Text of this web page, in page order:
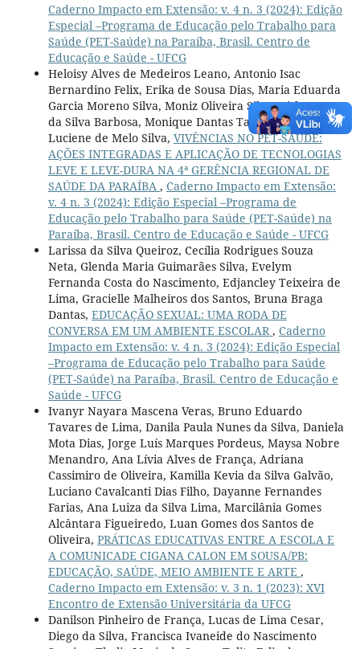
Caderno Impacto em Extensão: v. 4 n. 3 (2024): Edição
Especial –Programa de Educação pelo Trabalho para
Saúde (PET-Saúde) na Paraíba, Brasil. Centro de
Educação e Saúde - UFCG
Heloisy Alves de Medeiros Leano, Antonio Isac
Bernardino Felix, Erika de Sousa Dias, Maria Eduarda
Garcia Moreno Silva, Moniz Oliveira Silva, Gislaynne
da Silva Barbosa, Monique Dantas Targino, Magna
Luciene de Melo Silva, VIVÊNCIAS NO PET-SAÚDE:
AÇÕES INTEGRADAS E APLICAÇÃO DE TECNOLOGIAS
LEVE E LEVE-DURA NA 4ª GERÊNCIA REGIONAL DE
SAÚDE DA PARAÍBA , Caderno Impacto em Extensão:
v. 4 n. 3 (2024): Edição Especial –Programa de
Educação pelo Trabalho para Saúde (PET-Saúde) na
Paraíba, Brasil. Centro de Educação e Saúde - UFCG
Larissa da Silva Queiroz, Cecília Rodrigues Souza
Neta, Glenda Maria Guimarães Silva, Evelym
Fernanda Costa do Nascimento, Edjancley Teixeira de
Lima, Gracielle Malheiros dos Santos, Bruna Braga
Dantas, EDUCAÇÃO SEXUAL: UMA RODA DE
CONVERSA EM UM AMBIENTE ESCOLAR , Caderno
Impacto em Extensão: v. 4 n. 3 (2024): Edição Especial
–Programa de Educação pelo Trabalho para Saúde
(PET-Saúde) na Paraíba, Brasil. Centro de Educação e
Saúde - UFCG
Ivanyr Nayara Mascena Veras, Bruno Eduardo
Tavares de Lima, Danila Paula Nunes da Silva, Daniela
Mota Dias, Jorge Luís Marques Pordeus, Maysa Nobre
Menandro, Ana Lívia Alves de França, Adriana
Cassimiro de Oliveira, Kamilla Kevia da Silva Galvão,
Luciano Cavalcanti Dias Filho, Dayanne Fernandes
Farias, Ana Luiza da Silva Lima, Marcilânia Gomes
Alcântara Figueiredo, Luan Gomes dos Santos de
Oliveira, PRÁTICAS EDUCATIVAS ENTRE A ESCOLA E
A COMUNICADE CIGANA CALON EM SOUSA/PB:
EDUCAÇÃO, SAÚDE, MEIO AMBIENTE E ARTE ,
Caderno Impacto em Extensão: v. 3 n. 1 (2023): XVI
Encontro de Extensão Universitária da UFCG
Danilson Pinheiro de França, Lucas de Lima Cesar,
Diego da Silva, Francisca Ivaneide do Nascimento